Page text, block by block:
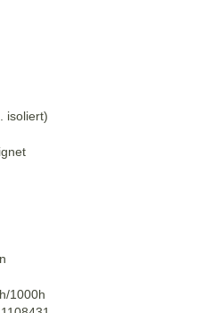
isoliert)
1000h